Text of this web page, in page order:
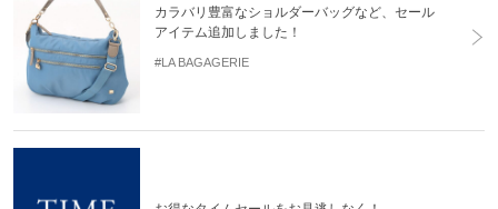
カラバリ豊富なショルダーバッグなど、セール
アイテム追加しました！
#LA BAGAGERIE